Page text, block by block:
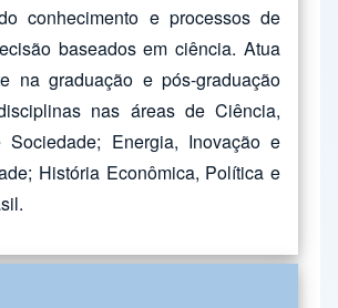
conhecimento e processos de
baseados em ciência. Atua
na graduação e pós-graduação
nas áreas de Ciência,
Sociedade; Energia, Inovação e
História Econômica, Política e